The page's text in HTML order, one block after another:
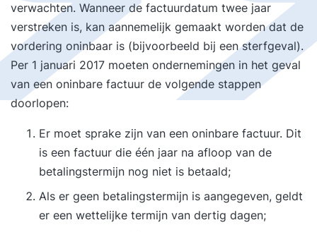
verwachten. Wanneer de factuurdatum twee jaar
verstreken is, kan aannemelijk gemaakt worden dat de
vordering oninbaar is (bijvoorbeeld bij een sterfgeval).
Per 1 januari 2017 moeten ondernemingen in het geval
van een oninbare factuur de volgende stappen
doorlopen:
Er moet sprake zijn van een oninbare factuur. Dit
is een factuur die één jaar na afloop van de
betalingstermijn nog niet is betaald;
Als er geen betalingstermijn is aangegeven, geldt
er een wettelijke termijn van dertig dagen;